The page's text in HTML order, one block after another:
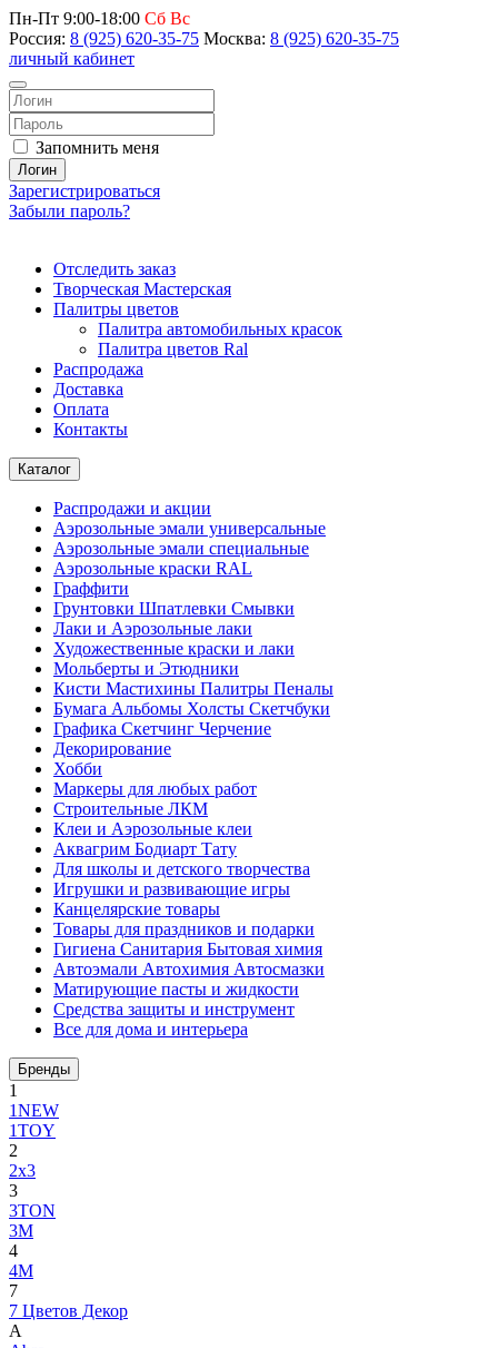
Пн-Пт 9:00-18:00 Сб Вс
Россия: 8 (925) 620-35-75 Москва: 8 (925) 620-35-75
личный кабинет
Запомнить меня
Логин
Зарегистрироваться
Забыли пароль?
Отследить заказ
Творческая Мастерская
Палитры цветов
Палитра автомобильных красок
Палитра цветов Ral
Распродажа
Доставка
Оплата
Контакты
Каталог
Распродажи и акции
Аэрозольные эмали универсальные
Аэрозольные эмали специальные
Аэрозольные краски RAL
Граффити
Грунтовки Шпатлевки Смывки
Лаки и Аэрозольные лаки
Художественные краски и лаки
Мольберты и Этюдники
Кисти Мастихины Палитры Пеналы
Бумага Альбомы Холсты Скетчбуки
Графика Скетчинг Черчение
Декорирование
Хобби
Маркеры для любых работ
Строительные ЛКМ
Клеи и Аэрозольные клеи
Аквагрим Бодиарт Тату
Для школы и детского творчества
Игрушки и развивающие игры
Канцелярские товары
Товары для праздников и подарки
Гигиена Санитария Бытовая химия
Автоэмали Автохимия Автосмазки
Матирующие пасты и жидкости
Средства защиты и инструмент
Все для дома и интерьера
Бренды
1
1NEW
1TOY
2
2x3
3
3TON
3М
4
4M
7
7 Цветов Декор
A